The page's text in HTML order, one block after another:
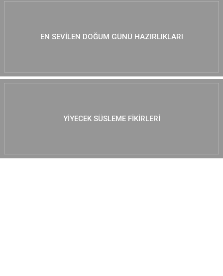
EN SEVILEN DOĞUM GÜNÜ HAZIRLIKLARI
YIYECEK SÜSLEME FIKIRLERI